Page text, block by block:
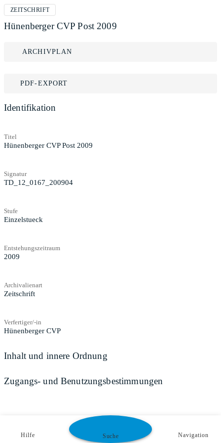
ZEITSCHRIFT
Hünenberger CVP Post 2009
ARCHIVPLAN
PDF-EXPORT
Identifikation
Titel
Hünenberger CVP Post 2009
Signatur
TD_12_0167_200904
Stufe
Einzelstueck
Entstehungszeitraum
2009
Archivalienart
Zeitschrift
Verfertiger/-in
Hünenberger CVP
Inhalt und innere Ordnung
Zugangs- und Benutzungsbestimmungen
Hilfe Suche Navigation